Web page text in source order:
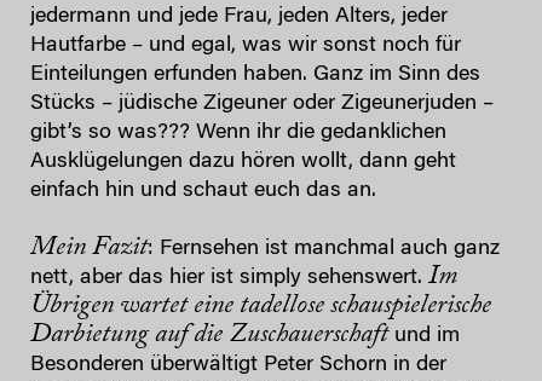
jedermann und jede Frau, jeden Alters, jeder
Hautfarbe – und egal, was wir sonst noch für
Einteilungen erfunden haben. Ganz im Sinn des
Stücks – jüdische Zigeuner oder Zigeunerjuden –
gibt’s so was??? Wenn ihr die gedanklichen
Ausklügelungen dazu hören wollt, dann geht
einfach hin und schaut euch das an.
Mein Fazit: Fernsehen ist manchmal auch ganz
nett, aber das hier ist simply sehenswert. Im
Übrigen wartet eine tadellose schauspielerische
Darbietung auf die Zuschauerschaftund im
Besonderen überwältigt Peter Schorn in der